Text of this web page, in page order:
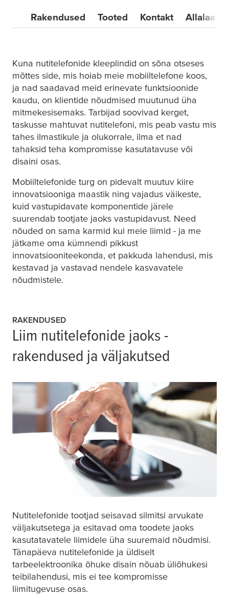
Rakendused Tooted Kontakt
Kuna nutitelefonide kleeplindid on sõna otseses
mõttes side, mis hoiab meie mobiiltelefone koos,
ja nad saadavad meid erinevate funktsioonide
kaudu, on klientide nõudmised muutunud üha
mitmekesisemaks. Tarbijad soovivad kerget,
taskusse mahtuvat nutitelefoni, mis peab vastu mis
tahes ilmastikule ja olukorrale, ilma et nad
tahaksid teha kompromisse kasutatavuse või
disaini osas.
Mobiiltelefonide turg on pidevalt muutuv kiire
innovatsiooniga maastik ning vajadus väikeste,
kuid vastupidavate komponentide järele
suurendab tootjate jaoks vastupidavust. Need
nõuded on sama karmid kui meie liimid - ja me
jätkame oma kümnendi pikkust
innovatsiooniteekonda, et pakkuda lahendusi, mis
kestavad ja vastavad nendele kasvavatele
nõudmistele.
RAKENDUSED
Liim nutitelefonide jaoks -
rakendused ja väljakutsed
Nutitelefonide tootjad seisavad silmitsi arvukate
väljakutsetega ja esitavad oma toodete jaoks
kasutatavatele liimidele üha suuremaid nõudmisi.
Tänapäeva nutitelefonide ja üldiselt
tarbeelektroonika õhuke disain nõuab üliõhukesi
teibilahendusi, mis ei tee kompromisse
liimitugevuse osas.